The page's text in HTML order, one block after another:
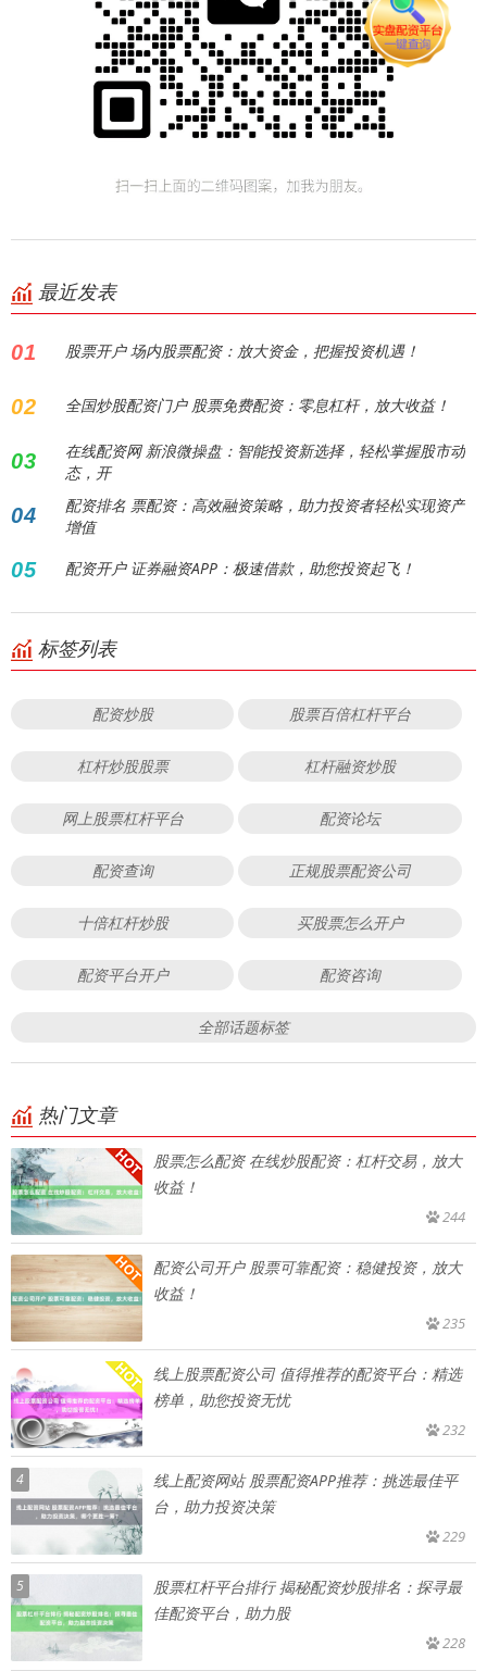
最近发表
01 股票开户 场内股票配资：放大资金，把握投资机遇！
02 全国炒股配资门户 股票免费配资：零息杠杆，放大收益！
03
在线配资网 新浪微操盘：智能投资新选择，轻松掌握股市动
态，开
04
配资排名 票配资：高效融资策略，助力投资者轻松实现资产
增值
05 配资开户 证券融资APP：极速借款，助您投资起飞！
标签列表
配资炒股 股票百倍杠杆平台
杠杆炒股股票 杠杆融资炒股
网上股票杠杆平台 配资论坛
配资查询 正规股票配资公司
十倍杠杆炒股 买股票怎么开户
配资平台开户 配资咨询
全部话题标签
热门文章
股票怎么配资 在线炒股配资：杠杆交易，放大
收益！
244
配资公司开户 股票可靠配资：稳健投资，放大
收益！
235
线上股票配资公司 值得推荐的配资平台：精选
榜单，助您投资无忧
232
4
线上配资网站 股票配资APP推荐：挑选最佳平
台，助力投资决策
229
5
股票杠杆平台排行 揭秘配资炒股排名：探寻最
佳配资平台，助力股
228